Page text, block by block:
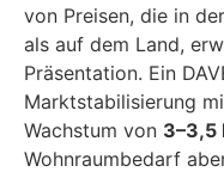
von Preisen, die in
als auf dem Land,
Präsentation. Ein
Marktstabilisierung
Wachstum von 3–3,5
Wohnraumbedarf